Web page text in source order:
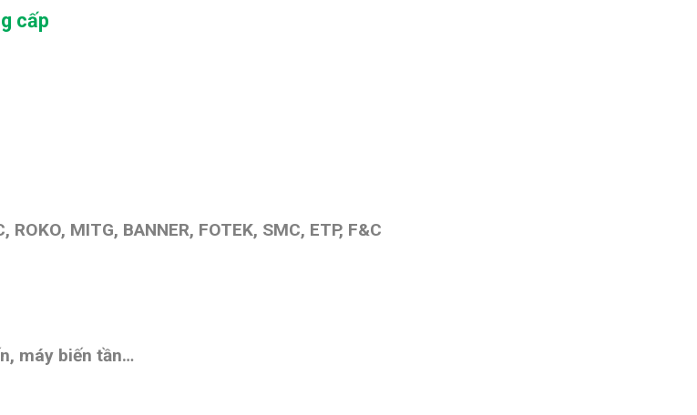
cấp
MITG, BANNER, FOTEK, SMC, ETP, F&C
máy biến tần…